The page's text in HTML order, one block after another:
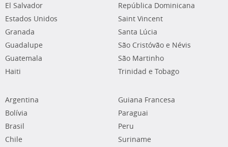
El Salvador
Estados Unidos
Granada
Guadalupe
Guatemala
Haiti
República Dominicana
Saint Vincent
Santa Lúcia
São Cristóvão e Névis
São Martinho
Trinidad e Tobago
Argentina
Bolívia
Brasil
Chile
Guiana Francesa
Paraguai
Peru
Suriname